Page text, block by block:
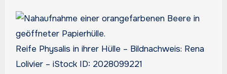
Reife Physalis in ihrer Hülle – Bildnachweis: Rena
Lolivier – iStock ID: 2028099221